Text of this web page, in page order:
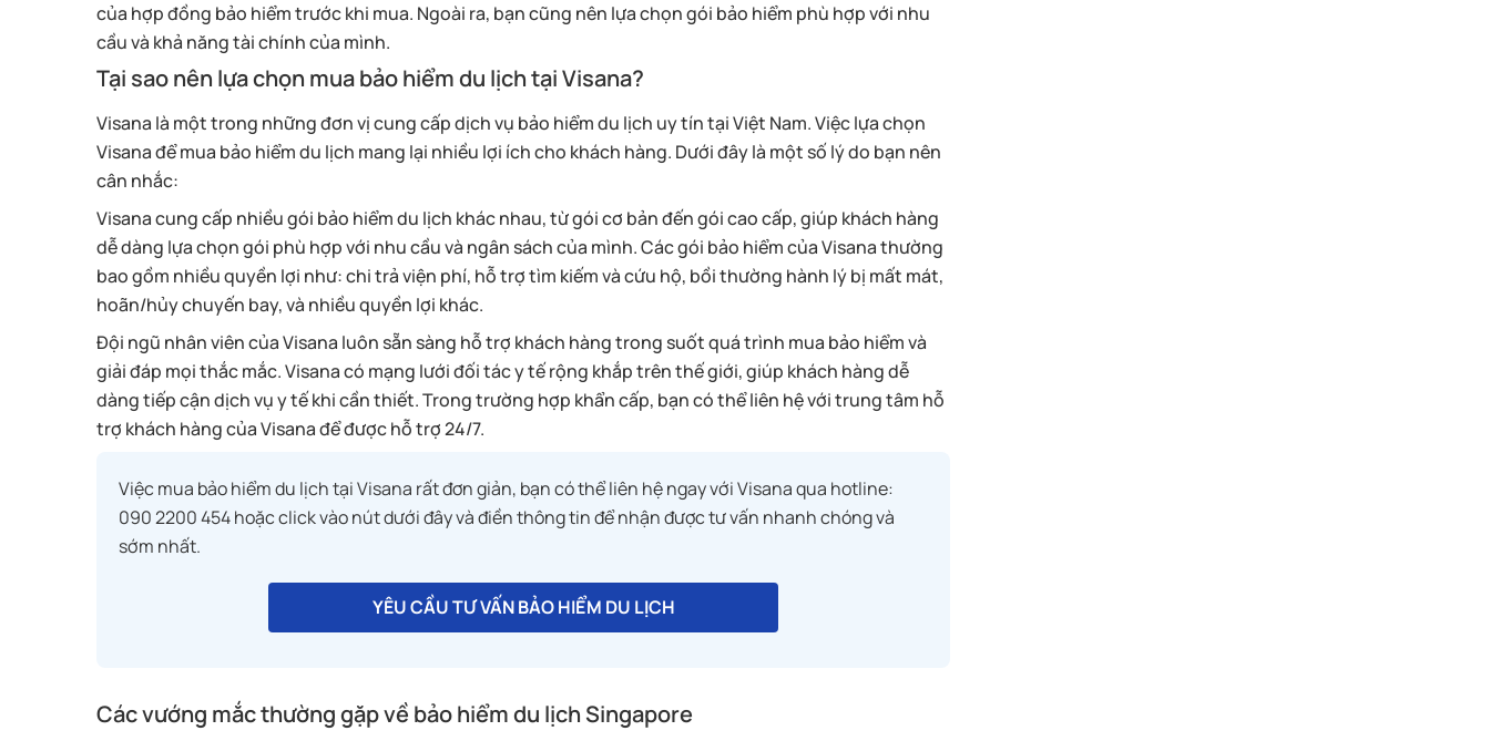
của hợp đồng bảo hiểm trước khi mua. Ngoài ra, bạn cũng nên lựa chọn gói bảo hiểm phù hợp với nhu
cầu và khả năng tài chính của mình.
Tại sao nên lựa chọn mua bảo hiểm du lịch tại Visana?
Visana là một trong những đơn vị cung cấp dịch vụ bảo hiểm du lịch uy tín tại Việt Nam. Việc lựa chọn
Visana để mua bảo hiểm du lịch mang lại nhiều lợi ích cho khách hàng. Dưới đây là một số lý do bạn nên
cân nhắc:
Visana cung cấp nhiều gói bảo hiểm du lịch khác nhau, từ gói cơ bản đến gói cao cấp, giúp khách hàng
dễ dàng lựa chọn gói phù hợp với nhu cầu và ngân sách của mình. Các gói bảo hiểm của Visana thường
bao gồm nhiều quyền lợi như: chi trả viện phí, hỗ trợ tìm kiếm và cứu hộ, bồi thường hành lý bị mất mát,
hoãn/hủy chuyến bay, và nhiều quyền lợi khác.
Đội ngũ nhân viên của Visana luôn sẵn sàng hỗ trợ khách hàng trong suốt quá trình mua bảo hiểm và
giải đáp mọi thắc mắc. Visana có mạng lưới đối tác y tế rộng khắp trên thế giới, giúp khách hàng dễ
dàng tiếp cận dịch vụ y tế khi cần thiết. Trong trường hợp khẩn cấp, bạn có thể liên hệ với trung tâm hỗ
trợ khách hàng của Visana để được hỗ trợ 24/7.
Việc mua bảo hiểm du lịch tại Visana rất đơn giản, bạn có thể liên hệ ngay với Visana qua hotline:
090 2200 454 hoặc click vào nút dưới đây và điền thông tin để nhận được tư vấn nhanh chóng và
sớm nhất.
YÊU CẦU TƯ VẤN BẢO HIỂM DU LỊCH
Các vướng mắc thường gặp về bảo hiểm du lịch Singapore